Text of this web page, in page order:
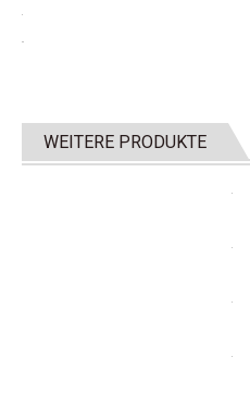
WEITERE PRODUKTE